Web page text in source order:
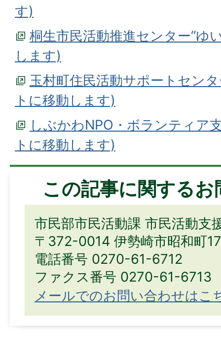
す)
桐生市民活動推進センター“ゆ
します)
玉村町住民活動サポートセン
トに移動します)
しぶかわNPO・ボランティア
トに移動します)
この記事に関する
市民部市民活動課 市民活動支
〒372-0014 伊勢崎市昭和町
電話番号 0270-61-6712
ファクス番号 0270-61-6713
メールでのお問い合わせはこ